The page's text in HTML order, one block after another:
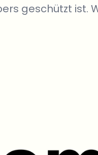
geschützt ist.